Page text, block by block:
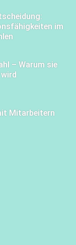
im
– Warum sie
Mitarbeitern